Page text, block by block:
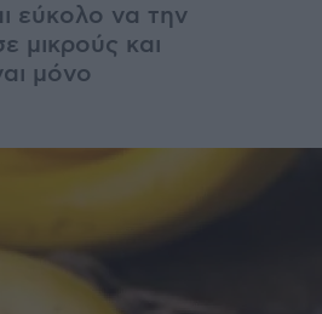
εύκολο να την
μικρούς και
μόνο